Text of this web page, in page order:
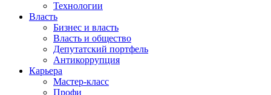
Технологии
Власть
Бизнес и власть
Власть и общество
Депутатский портфель
Антикоррупция
Карьера
Мастер-класс
Профи